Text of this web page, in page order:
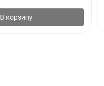
В корзину